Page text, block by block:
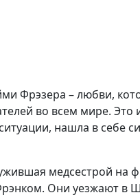
Фрэзера – любви,
во всем мире.
нашла в себе
медсестрой на
Они уезжают в